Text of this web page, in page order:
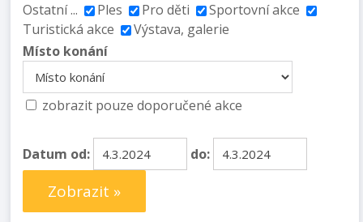
Ostatní ...
Ples Pro děti
Sportovní akce
Turistická akce
Výstava, galerie
Místo konání
zobrazit pouze doporučené akce
Datum od: do:
Zobrazit »